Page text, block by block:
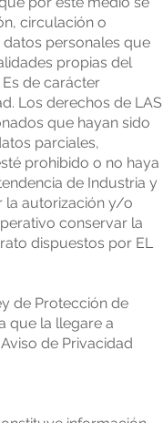
circulación o
personales que
propias del
de carácter
Los derechos de LAS
que hayan sido
parciales,
prohibido o no haya
de Industria y
la autorización y/o
conservar la
dispuestos por EL
de Protección de
que la llegare a
de Privacidad